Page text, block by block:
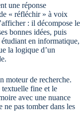
une réponse
« réfléchir » à voix
: il décompose le
bonnes idées, puis
en informatique,
la logique d’un
moteur de recherche.
textuelle fine et le
avec une nuance
ne pas tomber dans les